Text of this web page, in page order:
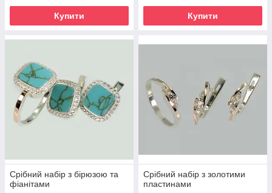
Купити Купити
Срібний набір з бірюзою та
фіанітами
Срібний набір з золотими
пластинами